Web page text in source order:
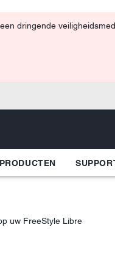
dringende
uw FreeStyle Libre